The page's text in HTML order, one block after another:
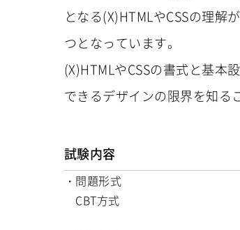
となる(X)HTMLやCSSの理解
つとなっています。
(X)HTMLやCSSの書式と基本
できるデザインの限界を知る
試験内容
・問題形式
CBT方式